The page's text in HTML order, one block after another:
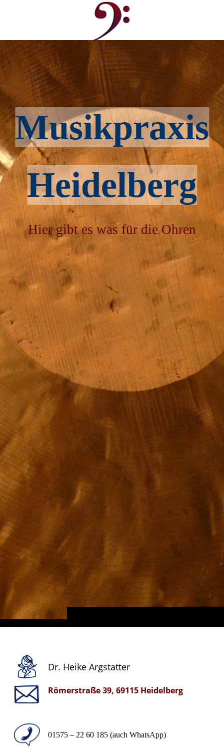
Musikpraxis
Heidelberg
Hier gibt es was für die Ohren
Dr. Heike Argstatter
Römerstraße 39, 69115 Heidelberg
01575 – 22 60 185 (auch WhatsApp)